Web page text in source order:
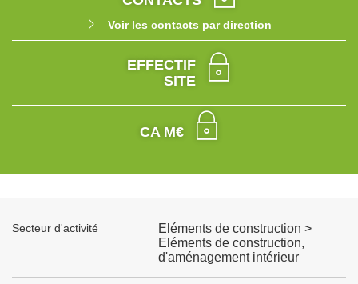
Voir les contacts par direction
EFFECTIF
SITE
CA M€
Secteur d'activité
Eléments de construction >
Eléments de construction,
d'aménagement intérieur